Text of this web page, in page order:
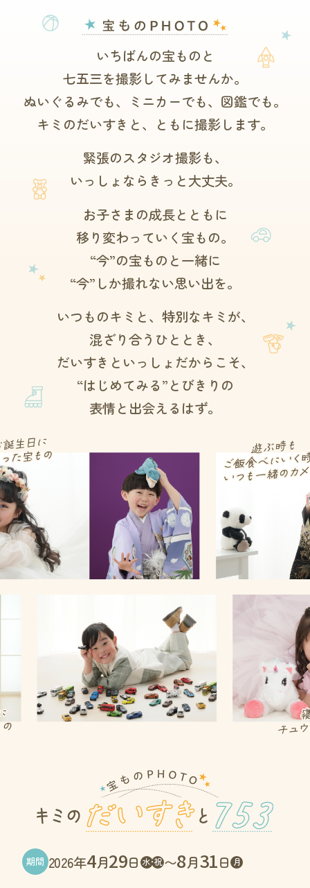
いちばんの宝ものと
七五三を撮影してみませんか。
ぬいぐるみでも、ミニカーでも、図鑑でも。
キミのだいすきと、ともに撮影します。
緊張のスタジオ撮影も、
いっしょならきっと大丈夫。
お子さまの成長とともに
移り変わっていく宝もの。
“今”の宝ものと一緒に
“今”しか撮れない思い出を。
いつものキミと、特別なキミが、
混ざり合うひととき、
だいすきといっしょだからこそ、
“はじめてみる”とびきりの
表情と出会えるはず。
期間 2026年4月29日水･祝〜8月31日月